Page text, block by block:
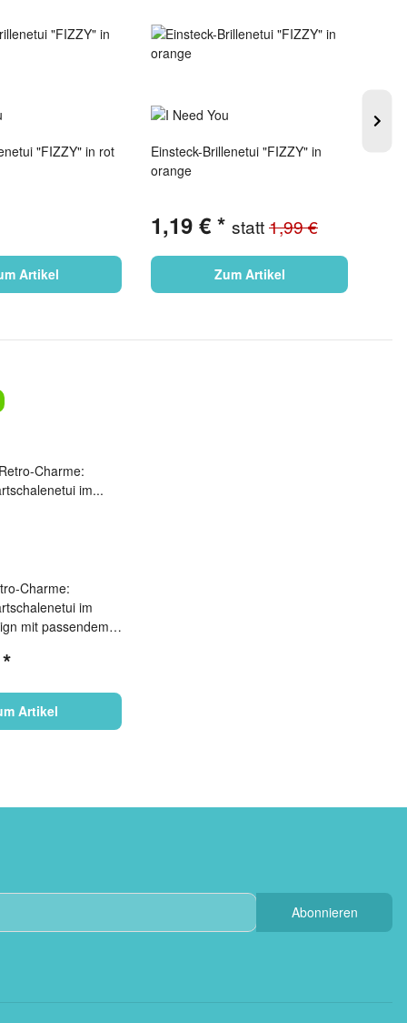
"FIZZY" in rot
Artikel
Einsteck-Brillenetui "FIZZY" in
orange
1,19 € * statt1,99 €
Zum Artikel
Charme:
im
mit passendem
*
Artikel
Abonnieren